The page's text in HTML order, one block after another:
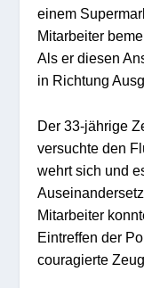
einem
Mitarbeiter
Als er diesen
in Richtung
Der 33-jährige
versuchte den
wehrt sich und
Mitarbeiter
Eintreffen der
couragierte